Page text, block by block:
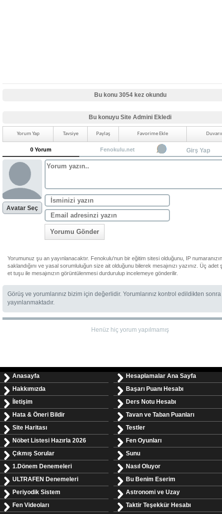
Bu konu 3054 kez okundu
Bu konuyu Site Admini Ekledi
Yorum Yap Tavsiye Paylaş Favorime Ekle
0 Yorum Fenokulu.net Girş Yap
Avatar Seç
Yorumu Gönder
Yorumunuz şu an yayınlanacaktır. Fenokulu'nun bir eğitim sitesi olduğunu, IP
saklandığını ve yasal sorumluluğun size ait olduğunu bilerek mesajınızı yazınız. Üç adet
et tuşu ile mesajınızın görüntülenmesi durdurulup incelemeye gönderilir.
Görüş ve yorumlarınız bizim için değerlidir. Yorumlarınız kontrol edildikten sonra
yayınlanmaktadır.
Henüz hiç yorum yapılmamış
Anasayfa
Hakkımızda
İletişim
Hata & Öneri Bildir
Site Haritası
Nöbet Listesi Hazırla 2026
Çıkmış Sorular
1.Dönem Denemeleri
ULTRAFEN Denemeleri
Periyodik Sistem
Fen Videoları
Hesaplamalar Ana Sayfa
Başarı Puanı Hesabı
Ders Notu Hesabı
Tavan ve Taban Puanları
Testler
Fen Oyunları
Sunu
Nasıl Oluyor
Bu Benim Eserim
Astronomi ve Uzay
Taktir Teşekkür Hesabı